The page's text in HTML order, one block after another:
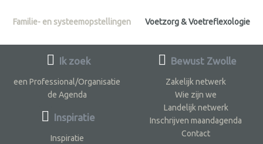
Familie- en systeemopstellingen Voetzorg & Voetreflexologie
Ik zoek
een Professional/Organisatie
de Agenda
Inspiratie
Inspiratie
Bewust Zwolle
Zakelijk netwerk
Wie zijn we
Landelijk netwerk
Inschrijven maandagenda
Contact